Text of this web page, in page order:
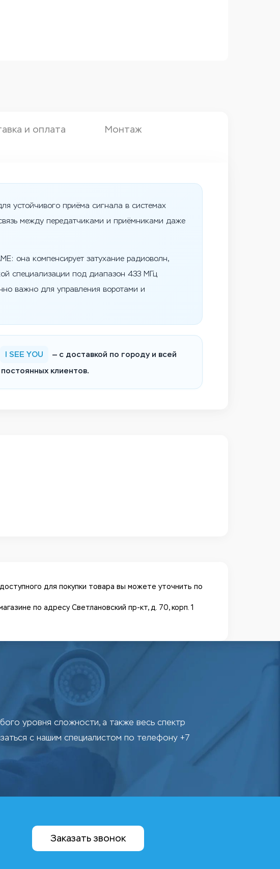
и оплата Монтаж
устойчивого приёма сигнала в системах
между передатчиками и приёмниками даже
она компенсирует затухание радиоволн,
специализации под диапазон 433 МГц
важно для управления воротами и
I SEE YOU
— с доставкой по городу и всей
клиентов.
для покупки товара вы можете уточнить по
по адресу Светлановский пр-кт, д. 70, корп. 1
уровня сложности, а также весь спектр
с нашим специалистом по телефону +7
Заказать звонок